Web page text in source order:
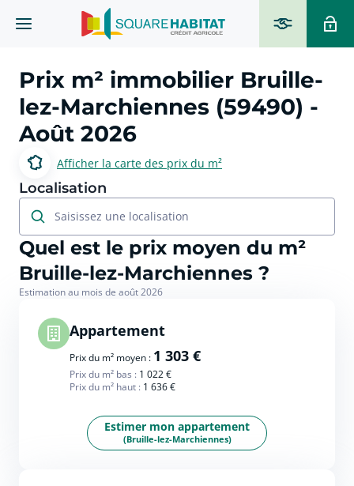
Prix m² immobilier Bruille-
lez-Marchiennes (59490) -
Août 2026
Afficher la carte des prix du m²
Localisation
Saisissez une localisation
Quel est le prix moyen du m²
Bruille-lez-Marchiennes ?
Estimation au mois de août 2026
Appartement
Prix du m² moyen : 1 303 €
Prix du m² bas : 1 022 €
Prix du m² haut : 1 636 €
Estimer mon appartement
(Bruille-lez-Marchiennes)